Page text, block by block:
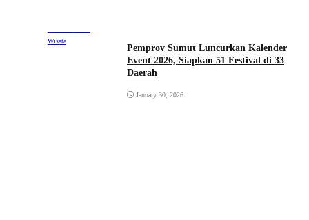
Wisata
Pemprov Sumut Luncurkan Kalender
Event 2026, Siapkan 51 Festival di 33
Daerah
January 30, 2026